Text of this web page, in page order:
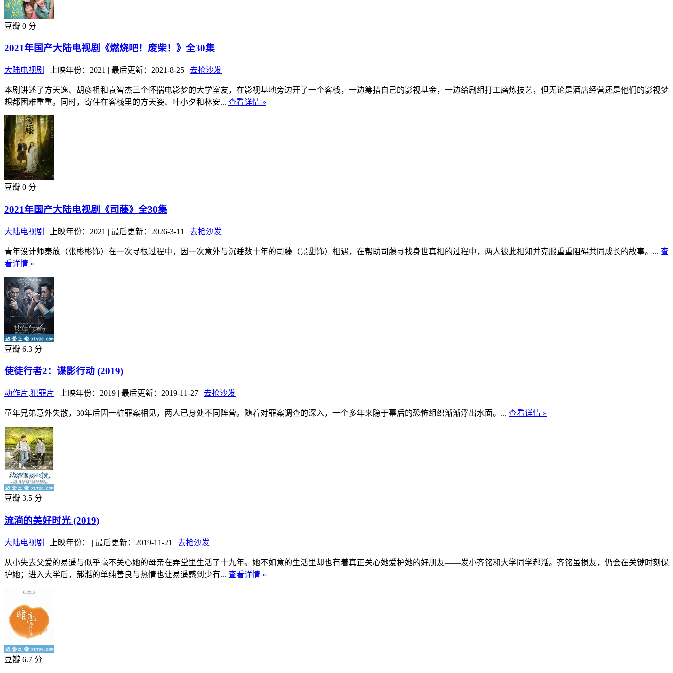
豆瓣 0 分
2021年国产大陆电视剧《燃烧吧！废柴！》全30集
大陆电视剧 | 上映年份：2021 | 最后更新：2021-8-25 | 去抢沙发
本剧讲述了方天逸、胡彦祖和袁智杰三个怀揣电影梦的大学室友，在影视基地旁边开了一个客栈，一边筹措自己的影视基金，一边给剧组打工磨炼技艺，但无论是酒店经营还是他们的影视梦
想都困难重重。同时，寄住在客栈里的方天姿、叶小夕和林安... 查看详情 »
豆瓣 0 分
2021年国产大陆电视剧《司藤》全30集
大陆电视剧 | 上映年份：2021 | 最后更新：2026-3-11 | 去抢沙发
青年设计师秦放（张彬彬饰）在一次寻根过程中，因一次意外与沉睡数十年的司藤（景甜饰）相遇，在帮助司藤寻找身世真相的过程中，两人彼此相知并克服重重阻碍共同成长的故事。... 查
看详情 »
豆瓣 6.3 分
使徒行者2：谍影行动 (2019)
动作片,犯罪片 | 上映年份：2019 | 最后更新：2019-11-27 | 去抢沙发
童年兄弟意外失散，30年后因一桩罪案相见，两人已身处不同阵营。随着对罪案调查的深入，一个多年来隐于幕后的恐怖组织渐渐浮出水面。... 查看详情 »
豆瓣 3.5 分
流淌的美好时光 (2019)
大陆电视剧 | 上映年份： | 最后更新：2019-11-21 | 去抢沙发
从小失去父爱的易遥与似乎毫不关心她的母亲在弄堂里生活了十九年。她不如意的生活里却也有着真正关心她爱护她的好朋友——发小齐铭和大学同学郝湉。齐铭虽损友，仍会在关键时刻保
护她；进入大学后，郝湉的单纯善良与热情也让易遥感到少有... 查看详情 »
豆瓣 6.7 分